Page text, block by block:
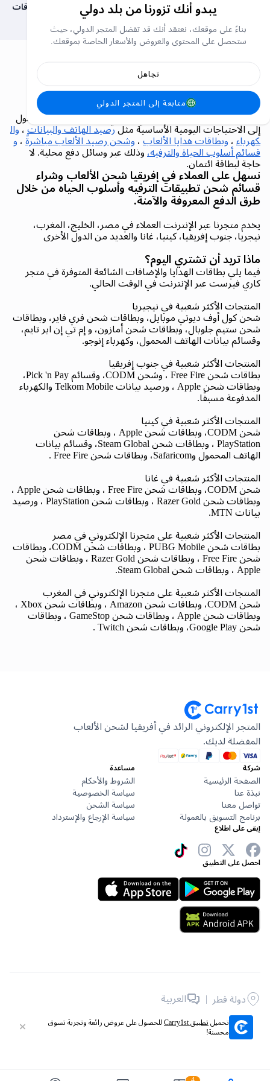
بطاقات
كاري فيرست (Carry1st).. المتجر
الإلكتروني الرائد في إفريقيا
متجر Carry1st هو متجر إلكتروني أفريقي رائد يوفر سهولة الوصول
إلى الاحتياجات اليومية الأساسية مثل رصيد الهاتف والبيانات ، وال
كهرباء ، وبطاقات هدايا الألعاب ، وشحن رصيد الألعاب مباشرةً ، و
قسائم أسلوب الحياة والترفيه، وذلك عبر وسائل دفع محلية. لا
حاجة لبطاقة ائتمان.
نسهل على العملاء في إفريقيا شحن الألعاب وشراء
قسائم شحن تطبيقات الترفيه وأسلوب الحياه من خلال
طرق الدفع المعروفة والآمنة.
يخدم متجرنا عبر الإنترنت العملاء في مصر، الخليج، المغرب،
نيجريا، جنوب إفريقيا، كينيا، غانا والعديد من الدول الأخرى
ماذا تريد أن تشتري اليوم؟
فيما يلي بطاقات الهدايا والإضافات الشائعة المتوفرة في متجر
كاري فيرست عبر الإنترنت في الوقت الحالي.
المنتجات الأكثر شعبية في نيجيريا
شحن كول أوف ديوتي موبايل، وبطاقات شحن فري فاير، وبطاقات
شحن ستيم جلوبال، وبطاقات شحن أمازون، و إم تي إن اير تايم،
وقسائم بيانات الهاتف المحمول، وكهرباء إنوجو.
المنتجات الأكثر شعبية في جنوب إفريقيا
بطاقات شحن Free Fire ، وشحن CODM، وقسائم Pick 'n Pay،
وبطاقات شحن Apple ، ورصيد بيانات Telkom Mobile والكهرباء
المدفوعة مسبقًا.
المنتجات الأكثر شعبية في كينيا
شحن CODM، وبطاقات شحن Apple ، وبطاقات شحن
PlayStation ، وبطاقات شحن Steam Global، وقسائم بيانات
الهاتف المحمول وSafaricom، وبطاقات شحن Free Fire .
المنتجات الأكثر شعبية في غانا
شحن CODM، وبطاقات شحن Free Fire ، وبطاقات شحن Apple ،
وبطاقات شحن Razer Gold ، وبطاقات شحن PlayStation ، ورصيد
بيانات MTN.
المنتجات الأكثر شعبية على متجرنا الإلكتروني في مصر
بطاقات شحن PUBG Mobile ، وبطاقات شحن CODM، وبطاقات
شحن Free Fire ، وبطاقات شحن Razer Gold ، وبطاقات شحن
Apple ، وبطاقات شحن Steam Global.
المنتجات الأكثر شعبية على متجرنا الإلكتروني في المغرب
شحن CODM، وبطاقات شحن Amazon ، وبطاقات شحن Xbox ،
وبطاقات شحن Apple ، وبطاقات شحن GameStop ، وبطاقات
شحن Google Play، وبطاقات شحن Twitch .
تحميل تطبيق Carry1st
للحصول على عروض رائعة وتجربة تسوق
محسنة!
المتجر الإلكتروني الرائد في أفريقيا لشحن الألعاب
المفضلة لديك.
شركة
الصفحة الرئيسية
نبذة عنا
تواصل معنا
برنامج التسويق بالعمولة
مساعدة
الشروط والأحكام
سياسة الخصوصية
سياسة الشحن
سياسة الإرجاع والإسترداد
إبقى على اطلاع
احصل على التطبيق
جميع الحقوق محفوظة © 2026 لشركة Carry1st .
دولة قطر | العربية
يبدو أنك تزورنا من بلد دولي
بناءً على موقعك، نعتقد أنك قد تفضل المتجر الدولي، حيث
ستحصل على المحتوى والعروض والأسعار الخاصة بموقعك.
تجاهل
متابعة إلى المتجر الدولي